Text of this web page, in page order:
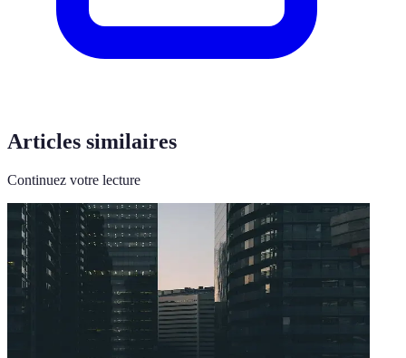
Articles similaires
Continuez votre lecture